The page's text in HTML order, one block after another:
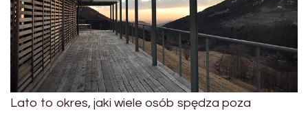
Lato to okres, jaki wiele osób spędza poza